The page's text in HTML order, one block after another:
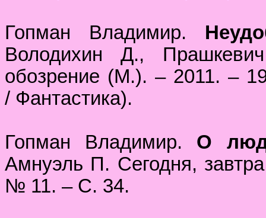
Гопман Владимир.
Володихин Д.,
обозрение (М.). – 2011. –
/ Фантастика).
Гопман Владимир. О
Амнуэль П. Сегодня,
№ 11. – С. 34.